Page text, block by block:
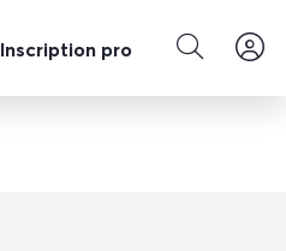
Inscription pro